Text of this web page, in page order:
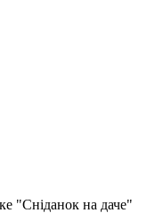
"Сніданок на даче"